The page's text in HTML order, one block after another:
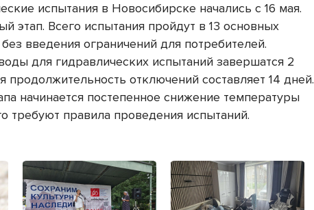
испытания в Новосибирске начались с 16 мая.
этап. Всего испытания пройдут в 13 основных
введения ограничений для потребителей.
для гидравлических испытаний завершатся 2
продолжительность отключений составляет 14 дней.
начинается постепенное снижение температуры
требуют правила проведения испытаний.